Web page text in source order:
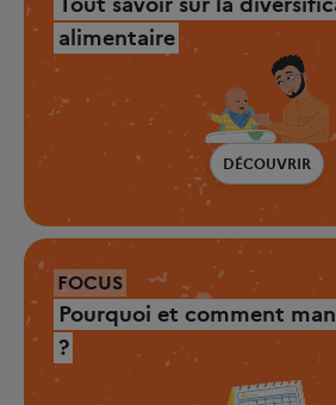
alimentaire
DÉCOUVRIR
FOCUS
Pourquoi et comment
?